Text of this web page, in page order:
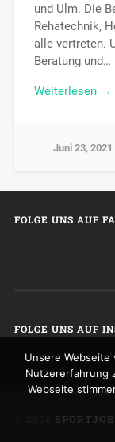
und Ulm. Die
Rehatechnik,
alle vertreten.
Beratung und…
Weiterlesen →
Juni 23, 2021
FOLGE UNS AUF
FOLGE UNS AUF
Unsere
Nutzererfahrung
Webseite